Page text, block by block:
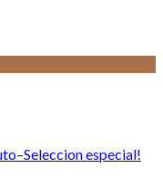
especial!